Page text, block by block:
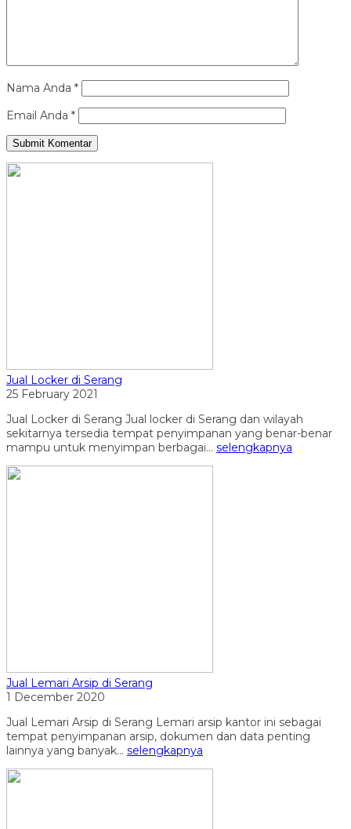
Nama Anda *
Email Anda *
Jual Locker di Serang
25 February 2021
Jual Locker di Serang Jual locker di Serang dan wilayah
sekitarnya tersedia tempat penyimpanan yang benar-benar
mampu untuk menyimpan berbagai... selengkapnya
Jual Lemari Arsip di Serang
1 December 2020
Jual Lemari Arsip di Serang Lemari arsip kantor ini sebagai
tempat penyimpanan arsip, dokumen dan data penting
lainnya yang banyak... selengkapnya